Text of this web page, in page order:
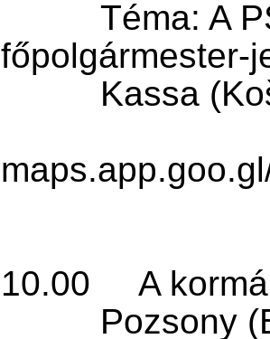
főpolgármester-
10.00     A